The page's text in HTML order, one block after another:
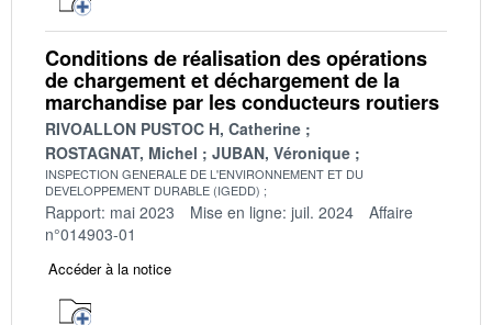
Conditions de réalisation des opérations
de chargement et déchargement de la
marchandise par les conducteurs routiers
RIVOALLON PUSTOC H, Catherine
ROSTAGNAT, Michel
JUBAN, Véronique
INSPECTION GENERALE DE L'ENVIRONNEMENT ET DU
DEVELOPPEMENT DURABLE (IGEDD)
Rapport: mai 2023 Mise en ligne: juil. 2024
Affaire
n°014903-01
Accéder à la notice